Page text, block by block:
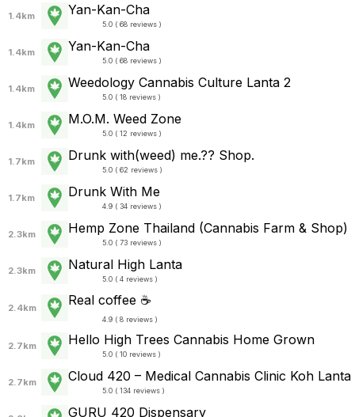
1.4km Yan-Kan-Cha
5.0 ( 68 reviews )
1.4km Yan-Kan-Cha
5.0 ( 68 reviews )
1.4km Weedology Cannabis Culture Lanta 2
5.0 ( 18 reviews )
1.4km M.O.M. Weed Zone
5.0 ( 12 reviews )
1.7km Drunk with(weed) me.?? Shop.
5.0 ( 62 reviews )
1.7km Drunk With Me
4.9 ( 34 reviews )
2.3km Hemp Zone Thailand (Cannabis Farm & Shop)
5.0 ( 73 reviews )
2.3km Natural High Lanta
5.0 ( 4 reviews )
2.4km
Real coffee ☕
4.9 ( 8 reviews )
2.7km Hello High Trees Cannabis Home Grown
5.0 ( 10 reviews )
2.7km Cloud 420 – Medical Cannabis Clinic Koh Lanta
5.0 ( 134 reviews )
GURU 420 Dispensary